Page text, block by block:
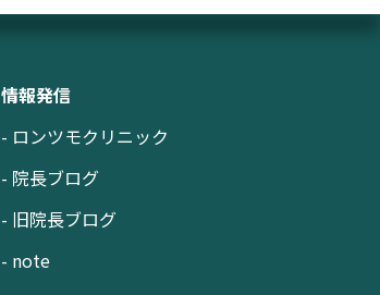
情報発信
- ロンツモクリニック
- 院長ブログ
- 旧院長ブログ
- note